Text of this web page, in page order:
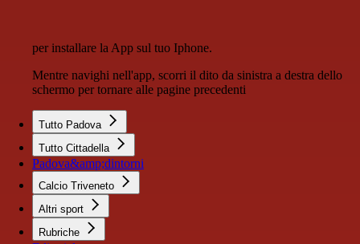
per installare la App sul tuo Iphone.
Mentre navighi nell'app, scorri il dito da sinistra a destra dello
schermo per tornare alle pagine precedenti
Tutto Padova
Tutto Cittadella
Padova&amp;dintorni
Calcio Triveneto
Altri sport
Rubriche